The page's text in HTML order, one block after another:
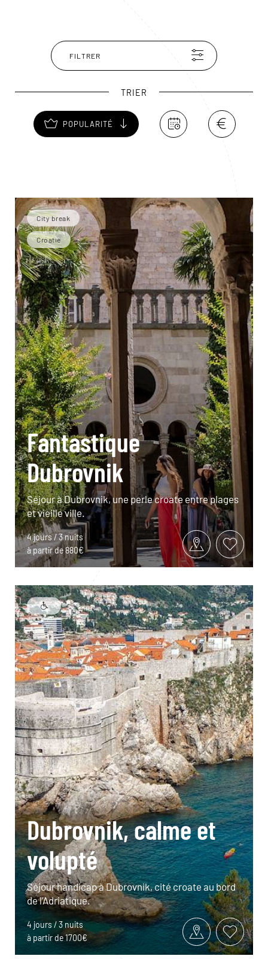
une terrasse et le soir venu, on se joint au korzo du côté
de la Placa, où trône le palais des Recteurs !
FILTRER
TRIER
POPULARITÉ
City break
Croatie
Fantastique
Dubrovnik
Séjour à Dubrovnik, une perle croate entre plages
et vieille ville.
4 jours / 3 nuits
à partir de 880€
Dubrovnik, calme et
volupté
Séjour handicap à Dubrovnik, cité croate au bord
de l’Adriatique.
4 jours / 3 nuits
à partir de 1700€